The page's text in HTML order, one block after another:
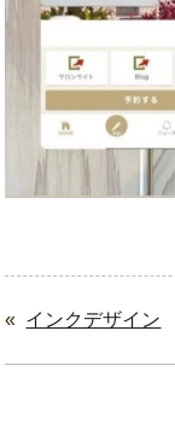
« インクデザイン